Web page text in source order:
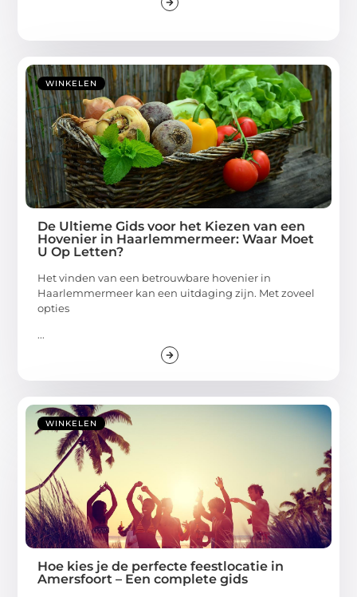
WINKELEN
De Ultieme Gids voor het Kiezen van een
Hovenier in Haarlemmermeer: Waar Moet
U Op Letten?
Het vinden van een betrouwbare hovenier in
Haarlemmermeer kan een uitdaging zijn. Met zoveel
opties
...
WINKELEN
Hoe kies je de perfecte feestlocatie in
Amersfoort – Een complete gids